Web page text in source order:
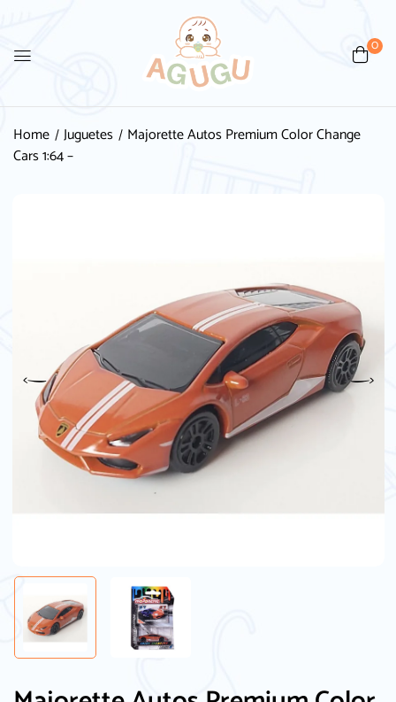
0
Home Juguetes
Majorette Autos Premium Color Change
Cars 1:64 –